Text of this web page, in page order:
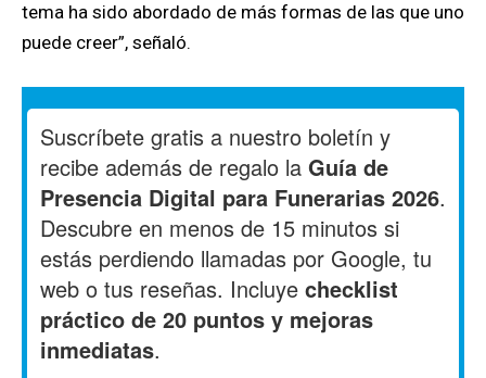
tema ha sido abordado de más formas de las que uno
puede creer”, señaló.